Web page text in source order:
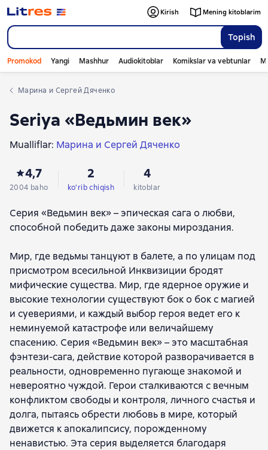
Topish
Kirish Mening kitoblarim
Promokod Yangi Mashhur Audiokitoblar Komikslar va vebtunlar
Марина и Сергей Дяченко
Seriya «Ведьмин век»
Mualliflar: Марина и Сергей Дяченко
4,7
2004 baho
2
ko'rib chiqish
4
kitoblar
Серия «Ведьмин век» – эпическая сага о любви,
способной победить даже законы мироздания.
Мир, где ведьмы танцуют в балете, а по улицам под
присмотром всесильной Инквизиции бродят
мифические существа. Мир, где ядерное оружие и
высокие технологии существуют бок о бок с магией
и суевериями, и каждый выбор героя ведет его к
неминуемой катастрофе или величайшему
спасению. Серия «Ведьмин век» – это масштабная
фэнтези-сага, действие которой разворачивается в
реальности, одновременно пугающе знакомой и
невероятно чуждой. Герои сталкиваются с вечным
конфликтом свободы и контроля, личного счастья и
долга, пытаясь обрести любовь в мире, который
движется к апокалипсису, порожденному
ненавистью. Эта серия выделяется благодаря